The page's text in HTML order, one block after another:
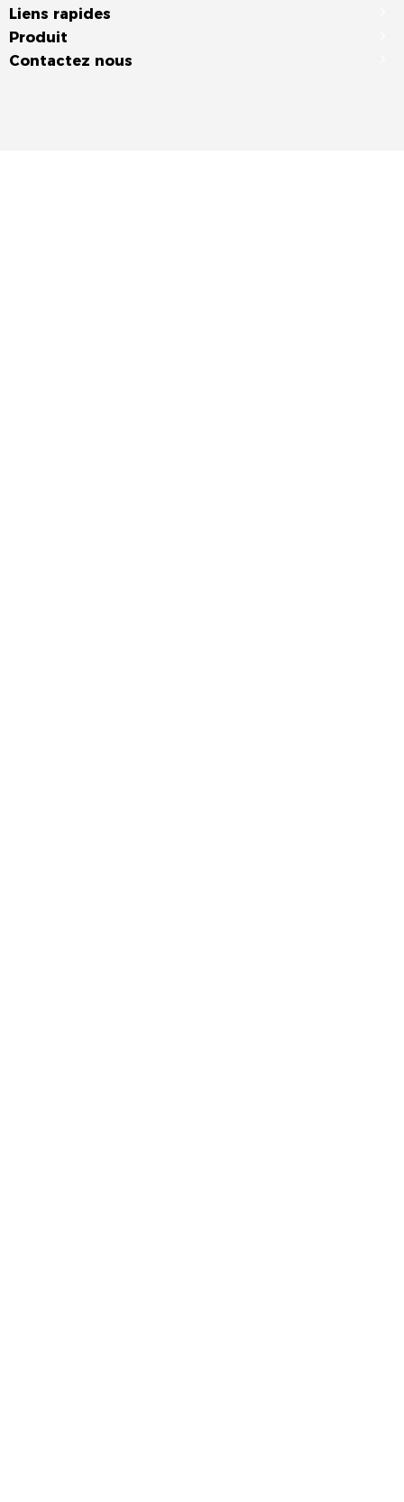
Liens rapides
Produit
Contactez nous